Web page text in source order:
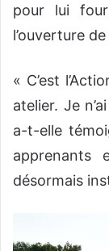
pour lui
l’ouverture
« C’est
atelier. Je
a-t-elle
apprenants
désormais